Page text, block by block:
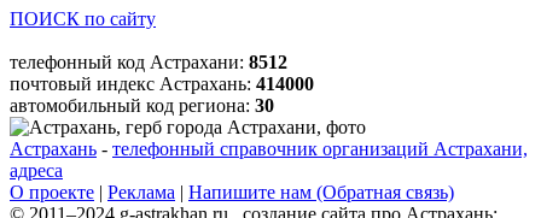
ПОИСК по сайту
телефонный код Астрахани: 8512
почтовый индекс Астрахань: 414000
автомобильный код региона: 30
Астрахань - телефонный справочник организаций Астрахани,
адреса
О проекте | Реклама | Напишите нам (Обратная связь)
© 2011–2024 g-astrakhan.ru создание сайта про Астрахань: